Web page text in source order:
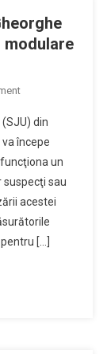
modulare
On
Judeţean
Din
Sfântu
Gheorghe
Începe
Construirea
Unei
din
începe
un
sau
acestei
[…]